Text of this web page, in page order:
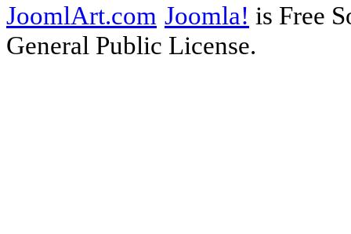
JoomlArt.com Joomla! is Free
General Public License.